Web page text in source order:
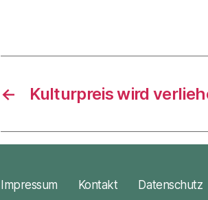
← Kulturpreis wird
Impressum Kontakt Datenschutz